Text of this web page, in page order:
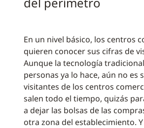
En un nivel básico, los centros
quieren conocer sus cifras de
Aunque la tecnología
personas ya lo hace, aún no es
visitantes de los centros
salen todo el tiempo, quizás
a dejar las bolsas de las
otra zona del establecimiento.